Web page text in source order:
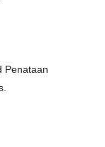
Penataan